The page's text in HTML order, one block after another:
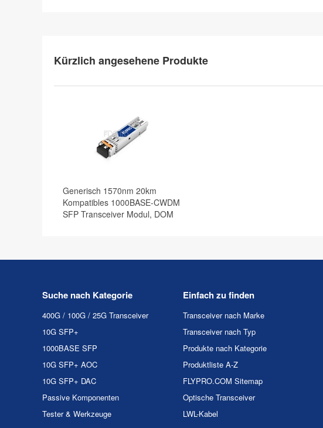
Kürzlich angesehene Produkte
Generisch 1570nm 20km
Kompatibles 1000BASE-CWDM
SFP Transceiver Modul, DOM
Suche nach Kategorie
400G / 100G / 25G Transceiver
10G SFP+
1000BASE SFP
10G SFP+ AOC
10G SFP+ DAC
Passive Komponenten
Tester & Werkzeuge
Einfach zu finden
Transceiver nach Marke
Transceiver nach Typ
Produkte nach Kategorie
Produktliste A-Z
FLYPRO.COM Sitemap
Optische Transceiver
LWL-Kabel